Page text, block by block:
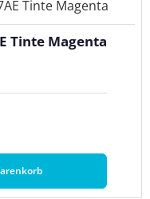
Tinte Magenta